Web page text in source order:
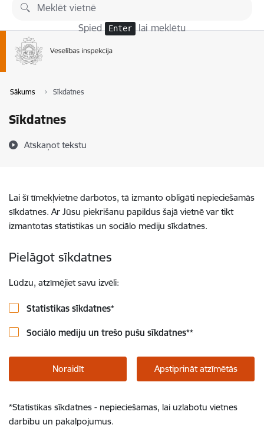
Pāriet uz lapas saturu
Spied Enter lai meklētu
Sākums Sīkdatnes
Sīkdatnes
Atskaņot tekstu
Lai šī tīmekļvietne darbotos, tā izmanto obligāti nepieciešamās
sīkdatnes. Ar Jūsu piekrišanu papildus šajā vietnē var tikt
izmantotas statistikas un sociālo mediju sīkdatnes.
Pielāgot sīkdatnes
Lūdzu, atzīmējiet savu izvēli:
Statistikas sīkdatnes*
Sociālo mediju un trešo pušu sīkdatnes**
Noraidīt Apstiprināt atzīmētās
*Statistikas sīkdatnes - nepieciešamas, lai uzlabotu vietnes
darbību un pakalpojumus.